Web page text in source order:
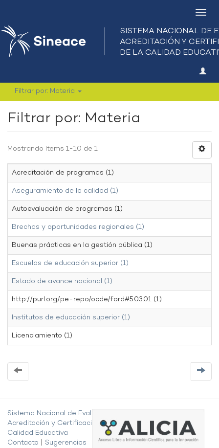
Filtrar por: Materia
Filtrar por: Materia
Mostrando ítems 1-10 de 1
Acreditación de programas (1)
Aseguramiento de la calidad (1)
Autoevaluación de programas (1)
Brechas y oportunidades regionales (1)
Buenas prácticas en la gestión pública (1)
Escuelas de educación superior (1)
Estado de avance nacional (1)
http://purl.org/pe-repo/ocde/ford#5.03.01 (1)
Institutos de educación superior (1)
Licenciamiento (1)
Sistema Nacional de Evaluación,
Acreditación y Certificación de la
Calidad Educativa
Contacto
Sugerencias